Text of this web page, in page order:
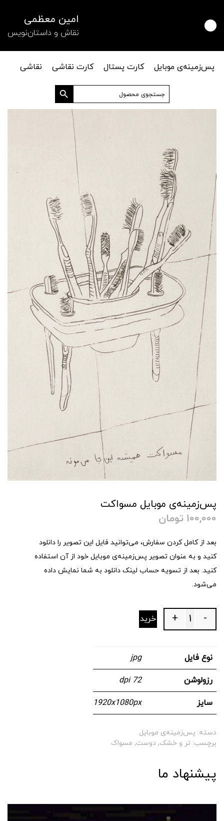
امین معظمی
نقاش و داستان‌نویس
پس‌زمینه‌ی موبایل کارت پستال کارت نقاشی
نقاشی
جستجو
برای:
دکمه جستجو
پس‌زمینه‌ی موبایل مسواکت
100,000 تومان
بعد از کامل کردن سفارش، می‌توانید فایل این تصویر را دانلود
کنید و به عنوان تصویر پس‌زمینه‌ی موبایل خود از آن استفاده
کنید. بعد از تسویه حساب لینک دانلود به شما نمایش داده
می‌شود.
Quantity -
+ خرید
نوع فایل jpg
رزولوشن 72 dpi
سایز 1920x1080px
دسته: پس‌زمینه‌ی موبایل
برچسب: تر و خشک, دوست, مسواک
پیشنهاد ما